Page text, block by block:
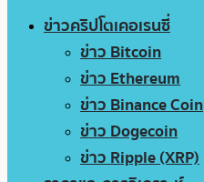
ข่าวคริปโตเคอเรนซี่
ข่าว Bitcoin
ข่าว Ethereum
ข่าว Binance Coin
ข่าว Dogecoin
ข่าว Ripple (XRP)